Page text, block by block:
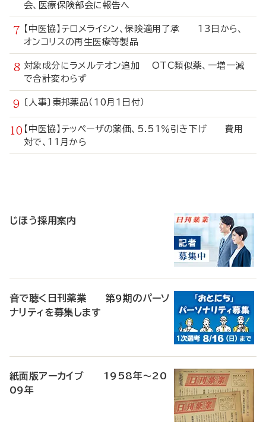
会、医療保険部会に報告へ
【中医協】テロメライシン、保険適用了承 13日から、
オンコリスの再生医療等製品
対象成分にラメルテオン追加 OTC類似薬、一増一減
で合計変わらず
〔人事〕東邦薬品（10月1日付）
【中医協】テッペーザの薬価、5.51％引き下げ 費用
対で、11月から
じほう採用案内
音で聴く日刊薬業 第9期のパーソ
ナリティを募集します
紙面版アーカイブ 1958年～20
09年